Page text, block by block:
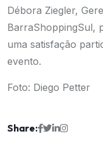
Débora Ziegler,
BarraShoppingSul,
uma satisfação
evento.
Foto: Diego Petter
Share: